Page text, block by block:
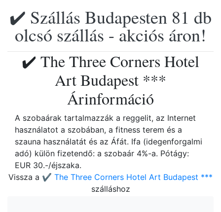
✔️ Szállás Budapesten 81 db
olcsó szállás - akciós áron!
✔️ The Three Corners Hotel
Art Budapest ***
Árinformáció
A szobaárak tartalmazzák a reggelit, az Internet
használatot a szobában, a fitness terem és a
szauna használatát és az Áfát. Ifa (idegenforgalmi
adó) külön fizetendő: a szobaár 4%-a. Pótágy:
EUR 30.-/éjszaka.
Vissza a ✔️ The Three Corners Hotel Art Budapest ***
szálláshoz